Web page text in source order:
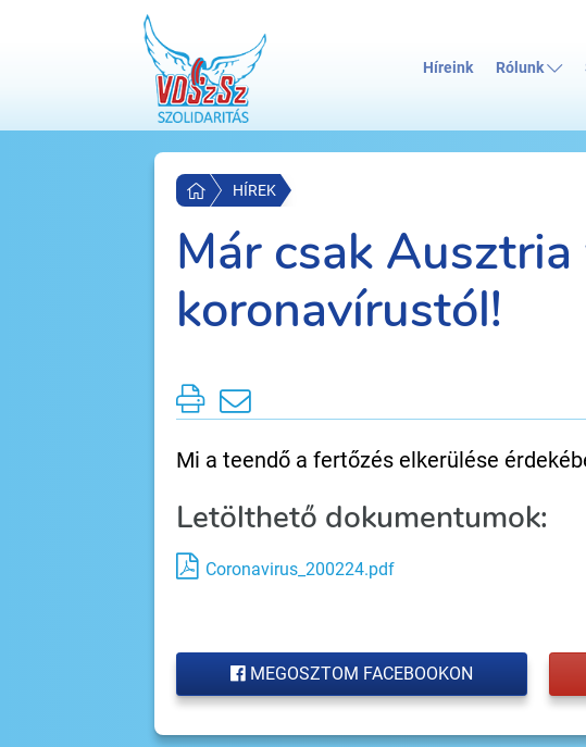
Híreink Rólunk
HÍREK
Már csak
koronavírustól!
Mi a teendő a fertőzés elkerülése
Letölthető dokumentumok:
Coronavirus_200224.pdf
MEGOSZTOM FACEBOOKON